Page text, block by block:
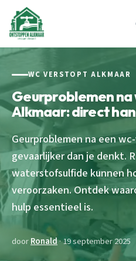
WC VERSTOPT ALKMAAR
Geurproblemen
Alkmaar: direct
Geurproblemen na een
gevaarlijker dan je denkt.
waterstofsulfide kunnen
veroorzaken. Ontdek
hulp essentieel is.
doorRonald· 19 september 2025